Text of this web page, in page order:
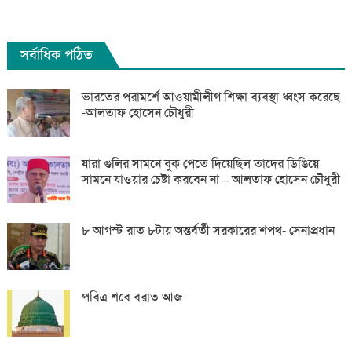
সর্বাধিক পঠিত
ভারতের পরামর্শে আওয়ামীলীগ শিক্ষা ব্যবস্থা ধ্বংস করেছে
-আলতাফ হোসেন চৌধুরী
যারা গুলির সামনে বুক পেতে দিয়েছিল তাদের ডিঙিয়ে
সামনে যাওয়ার চেষ্টা করবেন না – আলতাফ হোসেন চৌধুরী
৮ আগস্ট রাত ৮টায় অন্তর্বর্তী সরকারের শপথ- সেনাপ্রধান
পবিত্র শবে বরাত আজ